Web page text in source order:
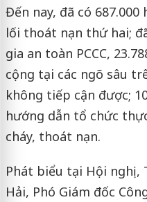
Đến nay, đã có
lối thoát nạn thứ hai;
gia an toàn PCCC,
cộng tại các ngõ sâu
không tiếp cận được;
hướng dẫn tổ chức
cháy, thoát nạn.
Phát biểu tại Hội
Hải, Phó Giám đốc